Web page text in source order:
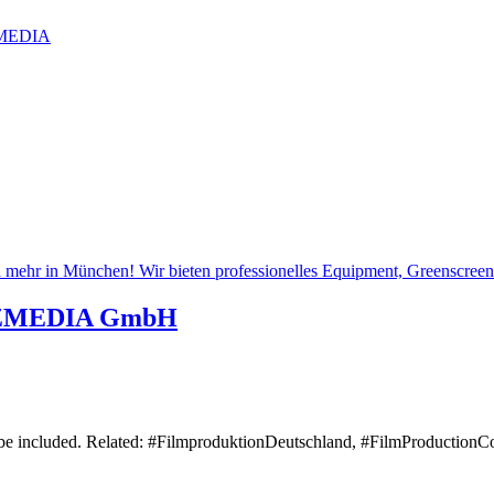
GmbH
included. Related: #FilmproduktionDeutschland,